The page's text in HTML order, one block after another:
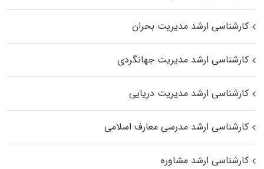
کارشناسی ارشد مدیریت بحران
کارشناسی ارشد مدیریت جهانگردی
کارشناسی ارشد مدیریت دریایی
کارشناسی ارشد مدرسی معارف اسلامی
کارشناسی ارشد مشاوره